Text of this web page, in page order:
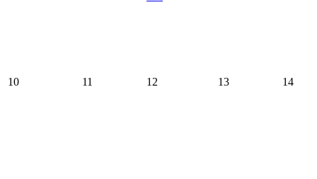
10 11 12 13 14